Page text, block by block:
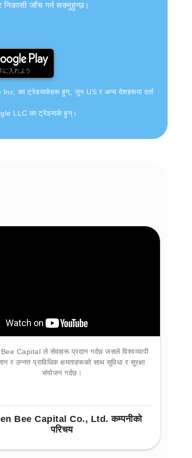
जाँच गर्न सक्नुहुन्छ।
का ट्रेडमार्कहरू हुन्, जुन US र अन्य देशहरूमा दर्ता
LLC का ट्रेडमार्क हुन्।
Capital ले सेवाहरू प्रदान गर्दछ जसले विश्वव्यापी
र उन्नत प्राविधिक क्षमताहरूको साथ सुविधा र सुरक्षा
संयोजन गर्दछ।
Bee Capital Co., Ltd. कम्पनीको
परिचय